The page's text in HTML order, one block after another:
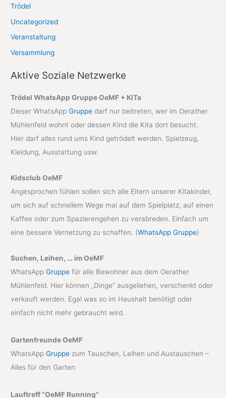
Trödel
Uncategorized
Veranstaltung
Versammlung
Aktive Soziale Netzwerke
Trödel WhatsApp Gruppe OeMF + KiTa
Dieser WhatsAppGruppe darf nur beitreten, wer im Oerather
Mühlenfeld wohnt oder dessen Kind die Kita dort besucht.
Hier darf alles rund ums Kind getrödelt werden. Spielzeug,
Kleidung, Ausstattung usw.
Kidsclub OeMF
Angesprochen fühlen sollen sich alle Eltern unserer Kitakinder,
um sich auf schnellem Wege mal auf dem Spielplatz, auf einen
Kaffee oder zum Spazierengehen zu verabreden. Einfach um
eine bessere Vernetzung zu schaffen. (WhatsApp Gruppe)
Suchen, Leihen, … im OeMF
WhatsAppGruppe für alle Bewohner aus dem Oerather
Mühlenfeld. Hier können „Dinge“ ausgeliehen, verschenkt oder
verkauft werden. Egal was so im Haushalt benötigt oder
einfach nicht mehr gebraucht wird.
Gartenfreunde OeMF
WhatsAppGruppe zum Tauschen, Leihen und Austauschen –
Alles für den Garten
Lauftreff “OeMF Running”